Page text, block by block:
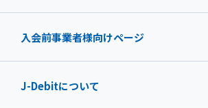
入会前事業者様向けページ
J-Debitについて